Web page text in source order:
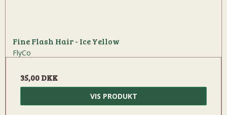
Fine Flash Hair - Ice Yellow
FlyCo
35,00 DKK
VIS PRODUKT